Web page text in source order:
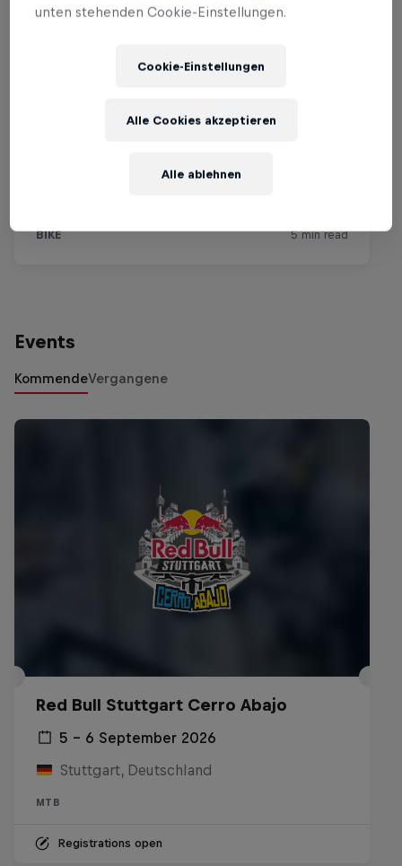
Events
KommendeVergangene
Red Bull Stuttgart Cerro Abajo
5 – 6 September 2026
Stuttgart, Deutschland
MTB
Registrations open
unten stehenden Cookie-Einstellungen.
Cookie-Einstellungen
Alle ablehnen
Alle Cookies akzeptieren